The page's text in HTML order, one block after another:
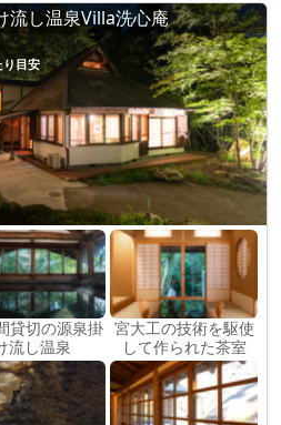
流し温泉Villa洗心庵
り目安
貸切の源泉掛
流し温泉
宮大工の技術を駆使
して作られた茶室